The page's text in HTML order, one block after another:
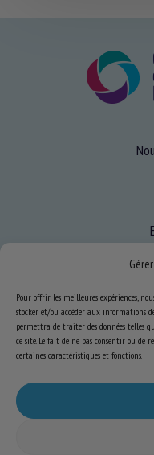
Pour offrir les meilleures expériences,
stocker et/ou accéder aux informations
permettra de traiter des données telles
ce site. Le fait de ne pas consentir ou
certaines caractéristiques et fonctions.